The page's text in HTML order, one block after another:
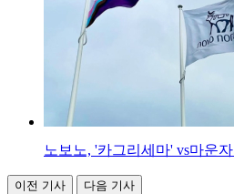
노보노, '카그리세마' vs마운
이전 기사 다음 기사